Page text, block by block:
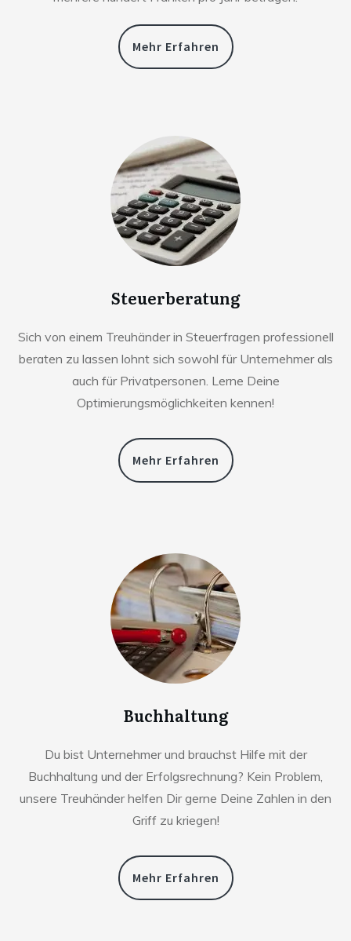
Mehr Erfahren
Steuerberatung
Sich von einem Treuhänder in Steuerfragen professionell
beraten zu lassen lohnt sich sowohl für Unternehmer als
auch für Privatpersonen. Lerne Deine
Optimierungsmöglichkeiten kennen!
Mehr Erfahren
Buchhaltung
Du bist Unternehmer und brauchst Hilfe mit der
Buchhaltung und der Erfolgsrechnung? Kein Problem,
unsere Treuhänder helfen Dir gerne Deine Zahlen in den
Griff zu kriegen!
Mehr Erfahren